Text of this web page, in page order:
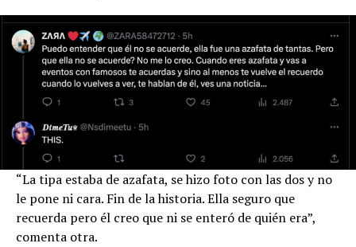
“La tipa estaba de azafata, se hizo foto con las dos y no
le pone ni cara. Fin de la historia. Ella seguro que
recuerda pero él creo que ni se enteró de quién era”,
comenta otra.